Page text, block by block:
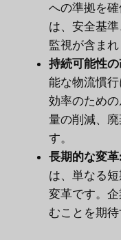
への準拠を
は、安全基
監視が含まれ
持続可能性
能な物流慣
効率のため
量の削減、
す。
長期的な変革:
は、単なる
変革です。
むことを期待